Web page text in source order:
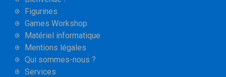
Figurines
Games Workshop
Matériel informatique
Mentions légales
Qui sommes-nous ?
Services